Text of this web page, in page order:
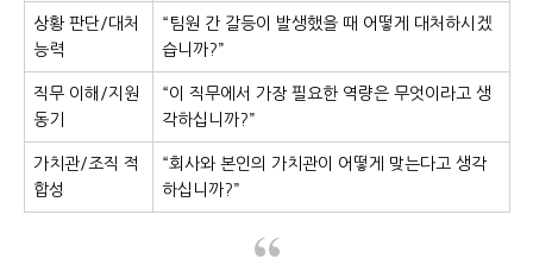
상황 판단/대처
능력
“팀원 간 갈등이 발생했을 때 어떻게 대처하시겠
습니까?”
직무 이해/지원
동기
“이 직무에서 가장 필요한 역량은 무엇이라고 생
각하십니까?”
가치관/조직 적
합성
“회사와 본인의 가치관이 어떻게 맞는다고 생각
하십니까?”